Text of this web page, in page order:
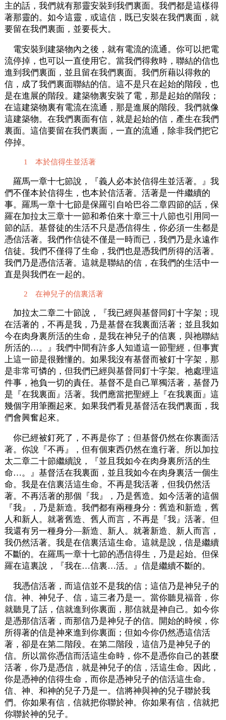
主的話，我們就有那靈安裝到我們裏面。我們都是這樣得
著那靈的。如今這靈，或這信，既已安裝在我們裏面，就
要留在我們裏面，並要長大。
電安裝到建築物內之後，就有電流的流通。你可以把電
流停掉，也可以一直使用它。當我們得救時，聯結的信也
進到我們裏面，並且留在我們裏面。我們所藉以得救的
信，成了我們裏面聯結的信。這不是只在起始的階段，也
是在進展的階段。建築物裏安裝了電，那是起始的階段；
在這建築物裏有電流在流通，那是進展的階段。我們就像
這建築物。在我們裏面有信，就是起始的信，產生在我們
裏面。這信要留在我們裏面，一直的流通，除非我們把它
停掉。
1 本於信得生並活著
羅馬一章十七節說，『義人必本於信得生並活著。』我
們不僅本於信得生，也本於信活著。活著是一件繼續的
事。羅馬一章十七節是保羅引自哈巴谷二章四節的話，保
羅在加拉太三章十一節和希伯來十章三十八節也引用同一
節的話。基督徒的生活不只是憑信得生，你必須一生都是
憑信活著。我們作信徒不僅是一時而已，我們乃是永遠作
信徒。我們不僅得了生命，我們也是憑我們所得的活著。
我們乃是憑信活著。這就是聯結的信，在我們的生活中一
直是與我們在一起的。
2 在神兒子的信裏活著
加拉太二章二十節說，『我已經與基督同釘十字架；現
在活著的，不再是我，乃是基督在我裏面活著；並且我如
今在肉身裏所活的生命，是我在神兒子的信裏，與祂聯結
所活的…。』我們中間有許多人知道這一節聖經，但事實
上這一節是很難懂的。如果我沒有基督而被釘十字架，那
是非常可憐的，但我們已經與基督同釘十字架。祂處理這
件事，祂負一切的責任。基督不是自己單獨活著，基督乃
是『在我裏面』活著。我們應當把聖經上『在我裏面』這
幾個字用筆圈起來。如果我們看見基督活在我們裏面，我
們會興奮起來。
你已經被釘死了，不再是你了；但基督仍然在你裏面活
著。你說『不再』，但有個東西仍然在進行著。所以加拉
太二章二十節繼續說，『並且我如今在肉身裏所活的生
命…。』基督活在我裏面，並且我如今在肉身裏活一個生
命。我是在信裏活這生命。不再是我活著，但我仍然活
著。不再活著的那個『我』，乃是舊造。如今活著的這個
『我』，乃是新造。我們都有兩種身分：舊造和新造，舊
人和新人。就著舊造、舊人而言，不再是『我』活著。但
我還有另一種身分—新造、新人。就著新造、新人而言，
我仍然活著。我是在信裏活這生命。這就是說，信是繼續
不斷的。在羅馬一章十七節的憑信得生，乃是起始。但保
羅在這裏說，『我在…信裏…活。』信是繼續不斷的。
我憑信活著，而這信並不是我的信；這信乃是神兒子的
信。神、神兒子、信，這三者乃是一。當你聽見福音，你
就聽見了話，信就進到你裏面，那信就是神自己。如今你
是憑那信活著，而那信乃是神兒子的信。開始的時候，你
所得著的信是神來進到你裏面；但如今你仍然憑這信活
著，卻是在第二階段。在第二階段，這信乃是神兒子的
信。所以當你憑信而活這生命時，你不是憑你自己的甚麼
活著，你乃是憑信，就是神兒子的信，活這生命。因此，
你是憑神的信得生命，而你是憑神兒子的信活這生命。
信、神、和神的兒子乃是一。信將神與神的兒子聯於我
們。你如果有信，信就把你聯於神。你如果有信，信就把
你聯於神的兒子。